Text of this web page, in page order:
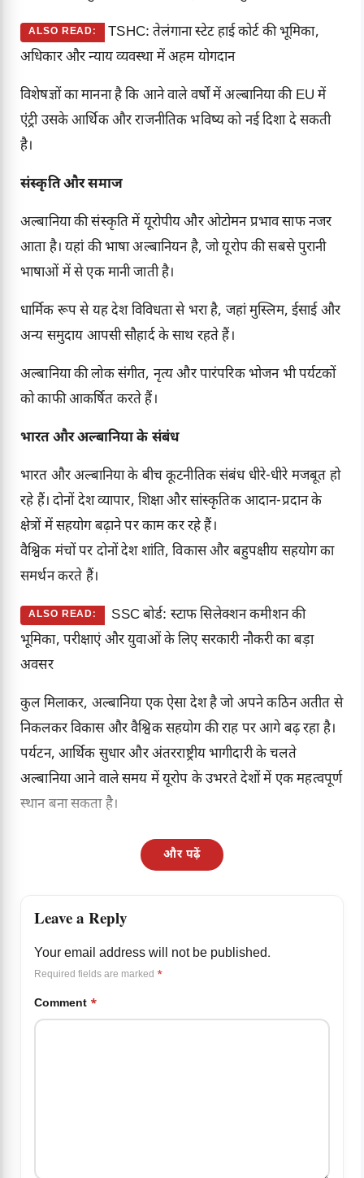
ALSO READ:
TSHC: तेलंगाना स्टेट हाई कोर्ट की भूमिका,
अधिकार और न्याय व्यवस्था में अहम योगदान
विशेषज्ञों का मानना है कि आने वाले वर्षों में अल्बानिया की EU में
एंट्री उसके आर्थिक और राजनीतिक भविष्य को नई दिशा दे सकती
है।
संस्कृति और समाज
अल्बानिया की संस्कृति में यूरोपीय और ओटोमन प्रभाव साफ नजर
आता है। यहां की भाषा अल्बानियन है, जो यूरोप की सबसे पुरानी
भाषाओं में से एक मानी जाती है।
धार्मिक रूप से यह देश विविधता से भरा है, जहां मुस्लिम, ईसाई और
अन्य समुदाय आपसी सौहार्द के साथ रहते हैं।
अल्बानिया की लोक संगीत, नृत्य और पारंपरिक भोजन भी पर्यटकों
को काफी आकर्षित करते हैं।
भारत और अल्बानिया के संबंध
भारत और अल्बानिया के बीच कूटनीतिक संबंध धीरे-धीरे मजबूत हो
रहे हैं। दोनों देश व्यापार, शिक्षा और सांस्कृतिक आदान-प्रदान के
क्षेत्रों में सहयोग बढ़ाने पर काम कर रहे हैं।
वैश्विक मंचों पर दोनों देश शांति, विकास और बहुपक्षीय सहयोग का
समर्थन करते हैं।
ALSO READ:
SSC बोर्ड: स्टाफ सिलेक्शन कमीशन की
भूमिका, परीक्षाएं और युवाओं के लिए सरकारी नौकरी का बड़ा
अवसर
कुल मिलाकर, अल्बानिया एक ऐसा देश है जो अपने कठिन अतीत से
निकलकर विकास और वैश्विक सहयोग की राह पर आगे बढ़ रहा है।
पर्यटन, आर्थिक सुधार और अंतरराष्ट्रीय भागीदारी के चलते
अल्बानिया आने वाले समय में यूरोप के उभरते देशों में एक महत्वपूर्ण
स्थान बना सकता है।
और पढ़ें
Leave a Reply
Your email address will not be published.
Required fields are marked *
Comment *